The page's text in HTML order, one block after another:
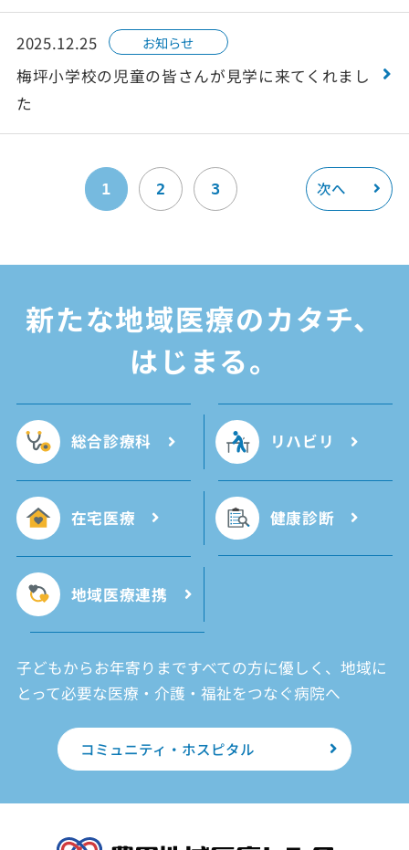
2025.12.25 お知らせ
梅坪小学校の児童の皆さんが見学に来てくれまし
た
1 2 3 次へ
新たな地域医療のカタチ、
はじまる。
総合診療科 リハビリ
在宅医療 健康診断
地域医療連携
子どもからお年寄りまですべての方に優しく、地域に
とって必要な医療・介護・福祉をつなぐ病院へ
コミュニティ・ホスピタル